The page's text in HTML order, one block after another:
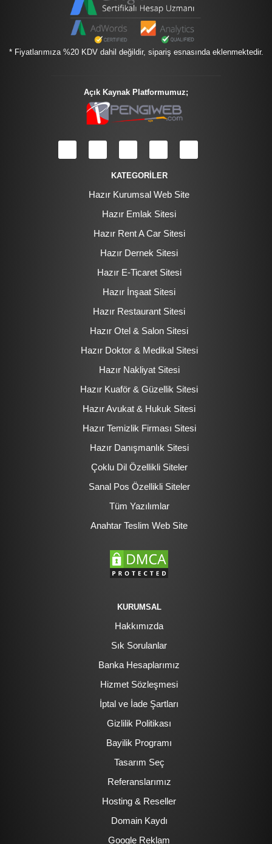
* Fiyatlarımıza %20 KDV dahil değildir, sipariş esnasında eklenmektedir.
Açık Kaynak Platformumuz;
KATEGORİLER
Hazır Kurumsal Web Site
Hazır Emlak Sitesi
Hazır Rent A Car Sitesi
Hazır Dernek Sitesi
Hazır E-Ticaret Sitesi
Hazır İnşaat Sitesi
Hazır Restaurant Sitesi
Hazır Otel & Salon Sitesi
Hazır Doktor & Medikal Sitesi
Hazır Nakliyat Sitesi
Hazır Kuaför & Güzellik Sitesi
Hazır Avukat & Hukuk Sitesi
Hazır Temizlik Firması Sitesi
Hazır Danışmanlık Sitesi
Çoklu Dil Özellikli Siteler
Sanal Pos Özellikli Siteler
Tüm Yazılımlar
Anahtar Teslim Web Site
KURUMSAL
Hakkımızda
Sık Sorulanlar
Banka Hesaplarımız
Hizmet Sözleşmesi
İptal ve İade Şartları
Gizlilik Politikası
Bayilik Programı
Tasarım Seç
Referanslarımız
Hosting & Reseller
Domain Kaydı
Google Reklam